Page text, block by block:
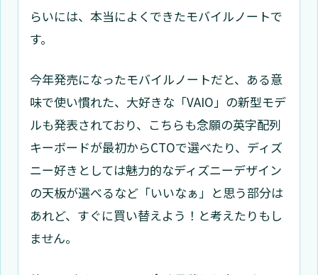
らいには、本当によくできたモバイルノートで
す。
今年発売になったモバイルノートだと、ある意
味で使い慣れた、大好きな「VAIO」の新型モデ
ルも発表されており、こちらも念願の英字配列
キーボードが最初からCTOで選べたり、ディズ
ニー好きとしては魅力的なディズニーデザイン
の天板が選べるなど「いいなぁ」と思う部分は
あれど、すぐに買い替えよう！と考えたりもし
ません。